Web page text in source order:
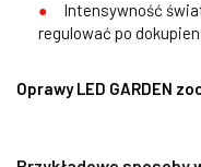
Intensywność
regulować po
Oprawy LED GARDEN